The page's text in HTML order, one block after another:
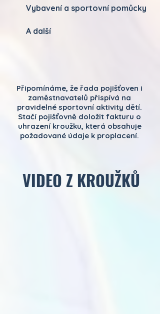
Vybavení a sportovní pomůcky
A další
Připomínáme, že řada pojišťoven i
zaměstnavatelů přispívá na
pravidelné sportovní aktivity dětí.
Stačí pojišťovně doložit fakturu o
uhrazení kroužku, která obsahuje
požadované údaje k proplacení.
VIDEO Z KROUŽKŮ